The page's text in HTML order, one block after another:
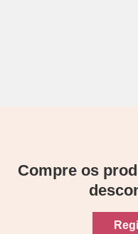
Compre os